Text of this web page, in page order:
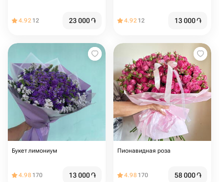
4.92 12 23 000֏ 4.92 12 13 000֏
Букет лимониум
4.98 170 13 000֏
Пионавидная роза
4.98 170 58 000֏